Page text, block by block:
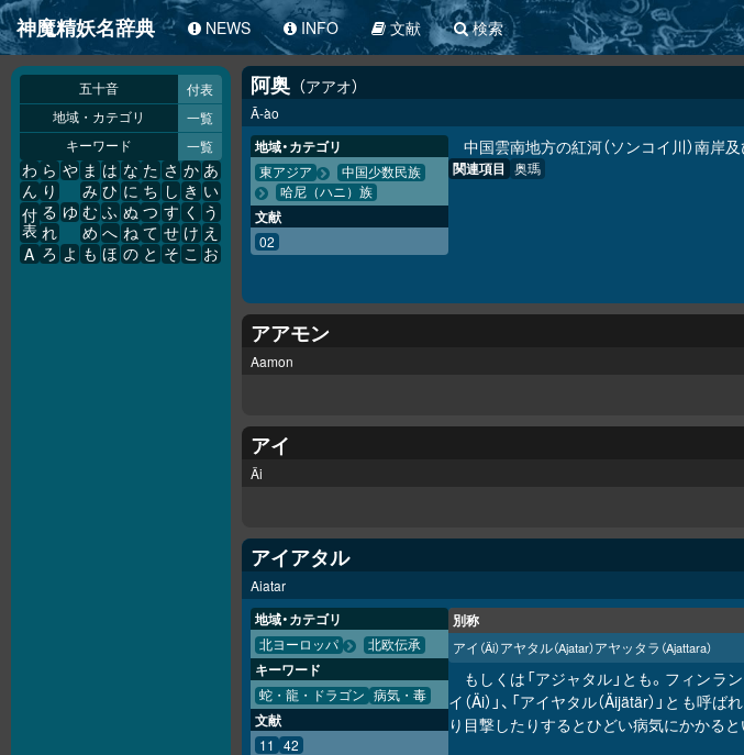
神魔精妖名辞典 NEWS INFO 文献 検索
五十音 付表
地域・カテゴリ 一覧
キーワード 一覧
あ
い
う
え
お
か
き
く
け
こ
さ
し
す
せ
そ
た
ち
つ
て
と
な
に
ぬ
ね
の
は
ひ
ふ
へ
ほ
ま
み
む
め
も
や
ゆ
よ
ら
り
る
れ
ろ
わ
ん
付
表
A
阿奥 アアオ
Ā-ào
中国雲南地方の紅河（ソンコイ川）南岸
関連項目 奥瑪
地域・カテゴリ
東アジア
中国少数民族
哈尼（ハニ）族
文献
02
アアモン
Aamon
アイ
Äi
アイアタル
Aiatar
別称
アイ （Äi）アヤタル（Ajatar）アヤッタラ （Ajattara）
もしくは「アジャタル」とも。フィン
イ（Äi）」、「アイヤタル（Äijätär）」と
り目撃したりするとひどい病気にかかると
地域・カテゴリ
北ヨーロッパ 北欧伝承
キーワード
蛇・龍・ドラゴン 病気・毒
文献
11 42